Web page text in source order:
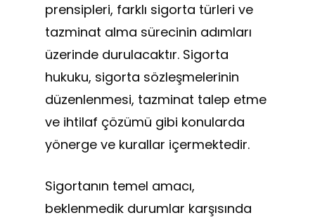
prensipleri, farklı sigorta türleri ve
tazminat alma sürecinin adımları
üzerinde durulacaktır. Sigorta
hukuku, sigorta sözleşmelerinin
düzenlenmesi, tazminat talep etme
ve ihtilaf çözümü gibi konularda
yönerge ve kurallar içermektedir.
Sigortanın temel amacı,
beklenmedik durumlar karşısında